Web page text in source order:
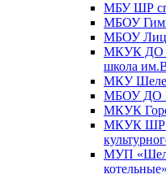
МБУ ШР
МБОУ
МБОУ
МКУК ДО
школа
МКУ
МБОУ ДО
МКУК
МКУК ШР
МУП
котельные»